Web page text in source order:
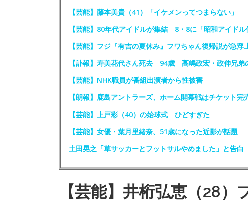
【芸能】藤本美貴（41）「イケメンってつまらない」
【芸能】80年代アイドルが集結 8・8に「昭和アイド
【芸能】フジ『有吉の夏休み』フワちゃん復帰説が急浮
【訃報】寿美花代さん死去 94歳 高嶋政宏・政伸兄弟
【芸能】NHK職員が番組出演者から性被害
【朗報】鹿島アントラーズ、ホーム開幕戦はチケット完
【芸能】上戸彩（40）の始球式 ひどすぎた
【芸能】女優・葉月里緒奈、51歳になった近影が話題
土田晃之「草サッカーとフットサルやめました」と告白
【芸能】井桁弘恵（28）